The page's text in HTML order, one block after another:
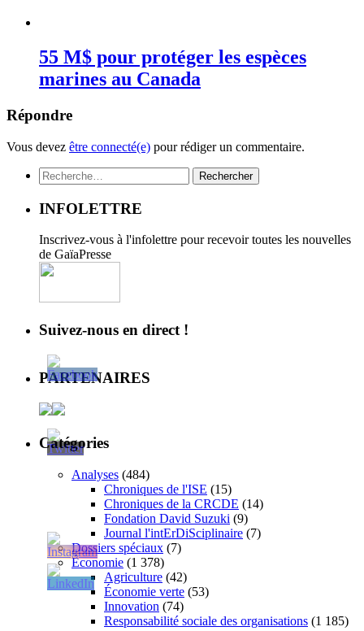
55 M$ pour protéger les espèces
marines au Canada
Répondre
Vous devez être connecté(e) pour rédiger un commentaire.
Rechercher :
INFOLETTRE
Inscrivez-vous à l'infolettre pour recevoir toutes les nouvelles
de GaïaPresse
Suivez-nous en direct !
PARTENAIRES
Catégories
Analyses (484)
Chroniques de l'ISE (15)
Chroniques de la CRCDE (14)
Fondation David Suzuki (9)
Journal l'intErDiSciplinaire (7)
Dossiers spéciaux (7)
Économie (1 378)
Agriculture (42)
Économie verte (53)
Innovation (74)
Responsabilité sociale des organisations (1 185)